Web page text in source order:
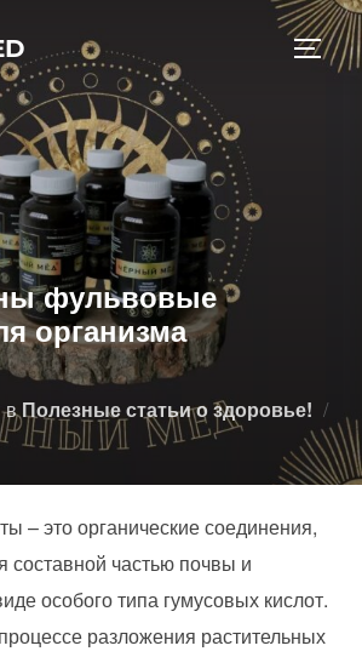
фульвовые
организма
вПолезные статьи о здоровье!
– это органические соединения,
составной частью почвы и
особого типа гумусовых кислот.
разложения растительных